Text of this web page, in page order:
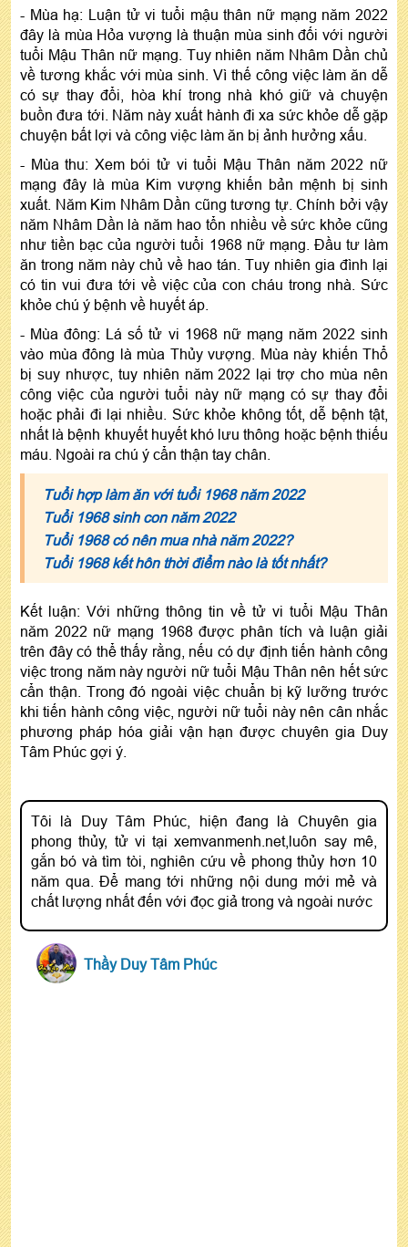
- Mùa hạ: Luận tử vi tuổi mậu thân nữ mạng năm 2022
đây là mùa Hỏa vượng là thuận mùa sinh đối với người
tuổi Mậu Thân nữ mạng. Tuy nhiên năm Nhâm Dần chủ
về tương khắc với mùa sinh. Vì thế công việc làm ăn dễ
có sự thay đổi, hòa khí trong nhà khó giữ và chuyện
buồn đưa tới. Năm này xuất hành đi xa sức khỏe dễ gặp
chuyện bất lợi và công việc làm ăn bị ảnh hưởng xấu.
- Mùa thu: Xem bói tử vi tuổi Mậu Thân năm 2022 nữ
mạng đây là mùa Kim vượng khiến bản mệnh bị sinh
xuất. Năm Kim Nhâm Dần cũng tương tự. Chính bởi vậy
năm Nhâm Dần là năm hao tổn nhiều về sức khỏe cũng
như tiền bạc của người tuổi 1968 nữ mạng. Đầu tư làm
ăn trong năm này chủ về hao tán. Tuy nhiên gia đình lại
có tin vui đưa tới về việc của con cháu trong nhà. Sức
khỏe chú ý bệnh về huyết áp.
- Mùa đông: Lá số tử vi 1968 nữ mạng năm 2022 sinh
vào mùa đông là mùa Thủy vượng. Mùa này khiến Thổ
bị suy nhược, tuy nhiên năm 2022 lại trợ cho mùa nên
công việc của người tuổi này nữ mạng có sự thay đổi
hoặc phải đi lại nhiều. Sức khỏe không tốt, dễ bệnh tật,
nhất là bệnh khuyết huyết khó lưu thông hoặc bệnh thiếu
máu. Ngoài ra chú ý cẩn thận tay chân.
Tuổi hợp làm ăn với tuổi 1968 năm 2022
Tuổi 1968 sinh con năm 2022
Tuổi 1968 có nên mua nhà năm 2022?
Tuổi 1968 kết hôn thời điểm nào là tốt nhất?
Kết luận: Với những thông tin về tử vi tuổi Mậu Thân
năm 2022 nữ mạng 1968 được phân tích và luận giải
trên đây có thể thấy rằng, nếu có dự định tiến hành công
việc trong năm này người nữ tuổi Mậu Thân nên hết sức
cẩn thận. Trong đó ngoài việc chuẩn bị kỹ lưỡng trước
khi tiến hành công việc, người nữ tuổi này nên cân nhắc
phương pháp hóa giải vận hạn được chuyên gia Duy
Tâm Phúc gợi ý.
Tôi là Duy Tâm Phúc, hiện đang là Chuyên gia
phong thủy, tử vi tại xemvanmenh.net,luôn say mê,
gắn bó và tìm tòi, nghiên cứu về phong thủy hơn 10
năm qua. Để mang tới những nội dung mới mẻ và
chất lượng nhất đến với đọc giả trong và ngoài nước
Thầy Duy Tâm Phúc